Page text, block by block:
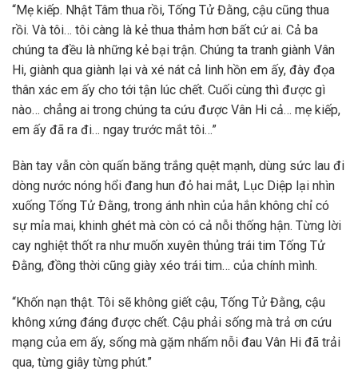
“Mẹ kiếp. Nhật Tâm thua rồi, Tống Tử Đằng, cậu cũng thua
rồi. Và tôi… tôi càng là kẻ thua thảm hơn bất cứ ai. Cả ba
chúng ta đều là những kẻ bại trận. Chúng ta tranh giành Vân
Hi, giành qua giành lại và xé nát cả linh hồn em ấy, đày đọa
thân xác em ấy cho tới tận lúc chết. Cuối cùng thì được gì
nào… chẳng ai trong chúng ta cứu được Vân Hi cả… mẹ kiếp,
em ấy đã ra đi… ngay trước mắt tôi…”
Bàn tay vẫn còn quấn băng trắng quệt mạnh, dùng sức lau đi
dòng nước nóng hổi đang hun đỏ hai mắt, Lục Diệp lại nhìn
xuống Tống Tử Đằng, trong ánh nhìn của hắn không chỉ có
sự mỉa mai, khinh ghét mà còn có cả nỗi thống hận. Từng lời
cay nghiệt thốt ra như muốn xuyên thủng trái tim Tống Tử
Đằng, đồng thời cũng giày xéo trái tim… của chính mình.
“Khốn nạn thật. Tôi sẽ không giết cậu, Tống Tử Đằng, cậu
không xứng đáng được chết. Cậu phải sống mà trả ơn cứu
mạng của em ấy, sống mà gặm nhấm nỗi đau Vân Hi đã trải
qua, từng giây từng phút.”